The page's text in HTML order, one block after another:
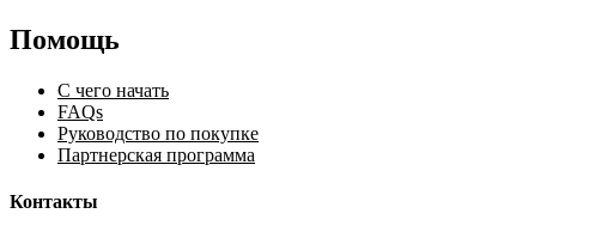
Помощь
С чего начать
FAQs
Руководство по покупке
Партнерская программа
Контакты